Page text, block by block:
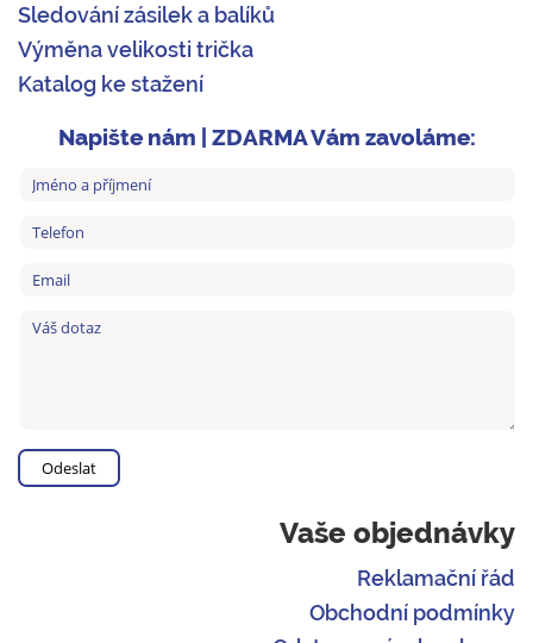
Sledování zásilek a balíků
Výměna velikosti trička
Katalog ke stažení
Napište nám | ZDARMA Vám zavoláme:
Vaše objednávky
Reklamační řád
Obchodní podmínky